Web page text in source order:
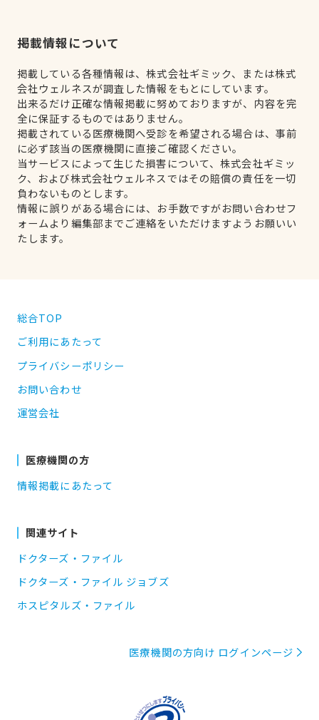
掲載情報について
掲載している各種情報は、株式会社ギミック、または株式
会社ウェルネスが調査した情報をもとにしています。
出来るだけ正確な情報掲載に努めておりますが、内容を完
全に保証するものではありません。
掲載されている医療機関へ受診を希望される場合は、事前
に必ず該当の医療機関に直接ご確認ください。
当サービスによって生じた損害について、株式会社ギミッ
ク、および株式会社ウェルネスではその賠償の責任を一切
負わないものとします。
情報に誤りがある場合には、お手数ですがお問い合わせフ
ォームより編集部までご連絡をいただけますようお願いい
たします。
総合TOP
ご利用にあたって
プライバシーポリシー
お問い合わせ
運営会社
医療機関の方
情報掲載にあたって
関連サイト
ドクターズ・ファイル
ドクターズ・ファイル ジョブズ
ホスピタルズ・ファイル
医療機関の方向け ログインページ